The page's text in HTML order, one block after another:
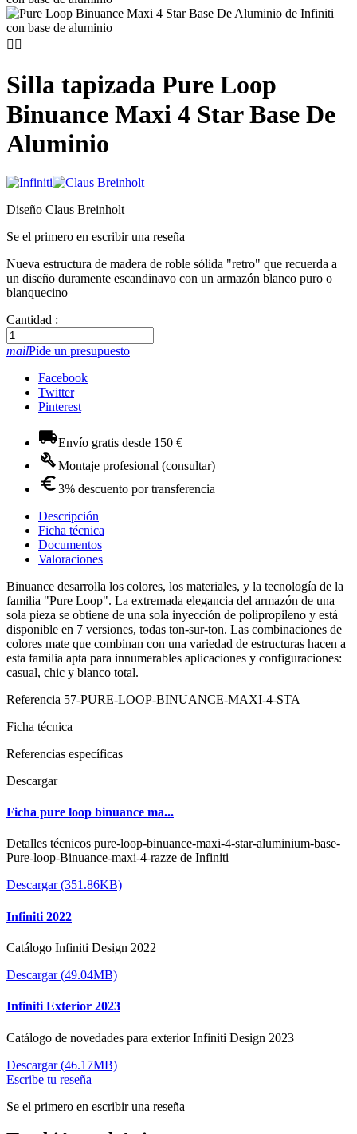
 
Silla tapizada Pure Loop
Binuance Maxi 4 Star Base De
Aluminio
Diseño Claus Breinholt
Se el primero en escribir una reseña
Nueva estructura de madera de roble sólida "retro" que recuerda a
un diseño duramente escandinavo con un armazón blanco puro o
blanquecino
Cantidad :
mailPíde un presupuesto
Facebook
Twitter
Pinterest
Envío gratis desde 150 €
Montaje profesional (consultar)
3% descuento por transferencia
Descripción
Ficha técnica
Documentos
Valoraciones
Binuance desarrolla los colores, los materiales, y la tecnología de la
familia "Pure Loop". La extremada elegancia del armazón de una
sola pieza se obtiene de una sola inyección de polipropileno y está
disponible en 7 versiones, todas ton-sur-ton. Las combinaciones de
colores mate que combinan con una variedad de estructuras hacen a
esta familia apta para innumerables aplicaciones y configuraciones:
casual, chic y blanco total.
Referencia 57-PURE-LOOP-BINUANCE-MAXI-4-STA
Ficha técnica
Referencias específicas
Descargar
Ficha pure loop binuance ma...
Detalles técnicos pure-loop-binuance-maxi-4-star-aluminium-base-
Pure-loop-Binuance-maxi-4-razze de Infiniti
Descargar (351.86KB)
Infiniti 2022
Catálogo Infiniti Design 2022
Descargar (49.04MB)
Infiniti Exterior 2023
Catálogo de novedades para exterior Infiniti Design 2023
Descargar (46.17MB)
Escribe tu reseña
Se el primero en escribir una reseña